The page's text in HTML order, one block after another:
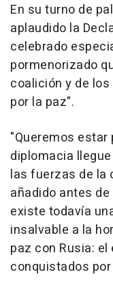
En su turno de
aplaudido la
celebrado
pormenorizado
coalición y de
por la paz".
"Queremos estar
diplomacia
las fuerzas de la
añadido antes
existe todavía
insalvable a la
paz con Rusia:
conquistados